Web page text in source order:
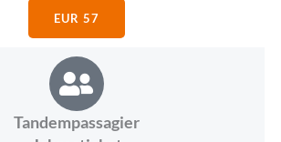
EUR 57
Tandempassagier